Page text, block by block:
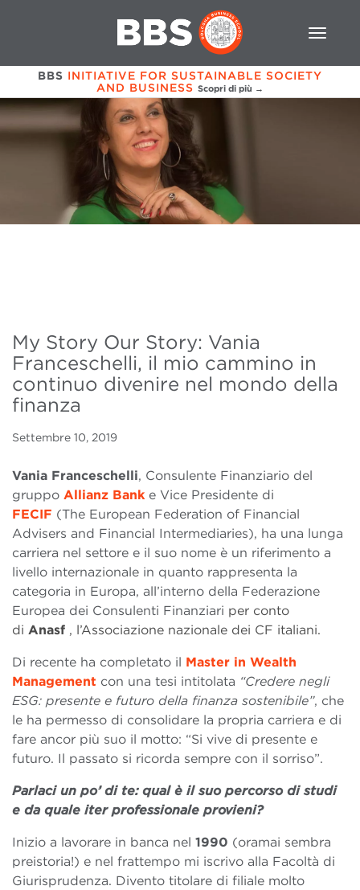
BBS INITIATIVE FOR SUSTAINABLE SOCIETY
AND BUSINESS Scopri di più →
My Story Our Story: Vania
Franceschelli, il mio cammino in
continuo divenire nel mondo della
finanza
Settembre 10, 2019
Vania Franceschelli, Consulente Finanziario del
gruppo Allianz Banke Vice Presidente di
FECIF (The European Federation of Financial
Advisers and Financial Intermediaries), ha una lunga
carriera nel settore e il suo nome è un riferimento a
livello internazionale in quanto rappresenta la
categoria in Europa, all’interno della Federazione
Europea dei Consulenti Finanziari per conto
di Anasf , l’Associazione nazionale dei CF italiani.
Di recente ha completato il Master in Wealth
Management con una tesi intitolata “Credere negli
ESG: presente e futuro della finanza sostenibile”, che
le ha permesso di consolidare la propria carriera e di
fare ancor più suo il motto: “Si vive di presente e
futuro. Il passato si ricorda sempre con il sorriso”.
Parlaci un po’ di te: qual è il suo percorso di studi
e da quale iter professionale provieni?
Inizio a lavorare in banca nel 1990 (oramai sembra
preistoria!) e nel frattempo mi iscrivo alla Facoltà di
Giurisprudenza. Divento titolare di filiale molto